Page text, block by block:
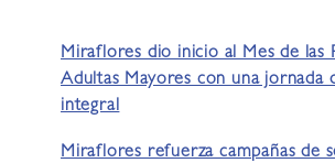
Miraflores dio inicio al Mes de las
Adultas Mayores con una jornada
integral
Miraflores refuerza campañas de